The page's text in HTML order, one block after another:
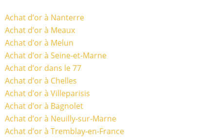
Achat d’or à Nanterre
Achat d’or à Meaux
Achat d’or à Melun
Achat d’or à Seine-et-Marne
Achat d’or dans le 77
Achat d’or à Chelles
Achat d’or à Villeparisis
Achat d’or à Bagnolet
Achat d’or à Neuilly-sur-Marne
Achat d’or à Tremblay-en-France